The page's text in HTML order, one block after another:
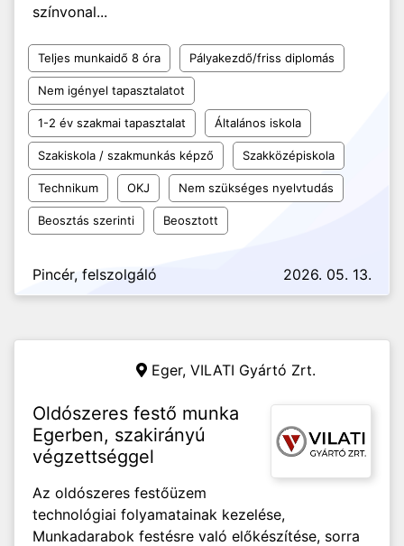
színvonal...
Teljes munkaidő 8 óra Pályakezdő/friss diplomás
Nem igényel tapasztalatot
1-2 év szakmai tapasztalat Általános iskola
Szakiskola / szakmunkás képző Szakközépiskola
Technikum OKJ Nem szükséges nyelvtudás
Beosztás szerinti Beosztott
Pincér, felszolgáló 2026. 05. 13.
Eger, VILATI Gyártó Zrt.
Oldószeres festő munka
Egerben, szakirányú
végzettséggel
Az oldószeres festőüzem
technológiai folyamatainak kezelése,
Munkadarabok festésre való előkészítése, sorra